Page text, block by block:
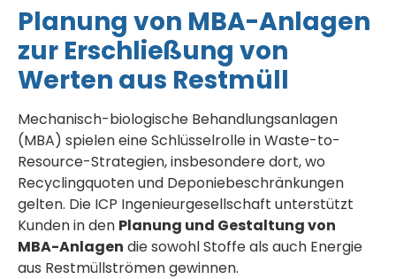
Planung von MBA-Anlagen
zur Erschließung von
Werten aus Restmüll
Mechanisch-biologische Behandlungsanlagen
(MBA) spielen eine Schlüsselrolle in Waste-to-
Resource-Strategien, insbesondere dort, wo
Recyclingquoten und Deponiebeschränkungen
gelten. Die ICP Ingenieurgesellschaft unterstützt
Kunden in den Planung und Gestaltung von
MBA-Anlagen die sowohl Stoffe als auch Energie
aus Restmüllströmen gewinnen.